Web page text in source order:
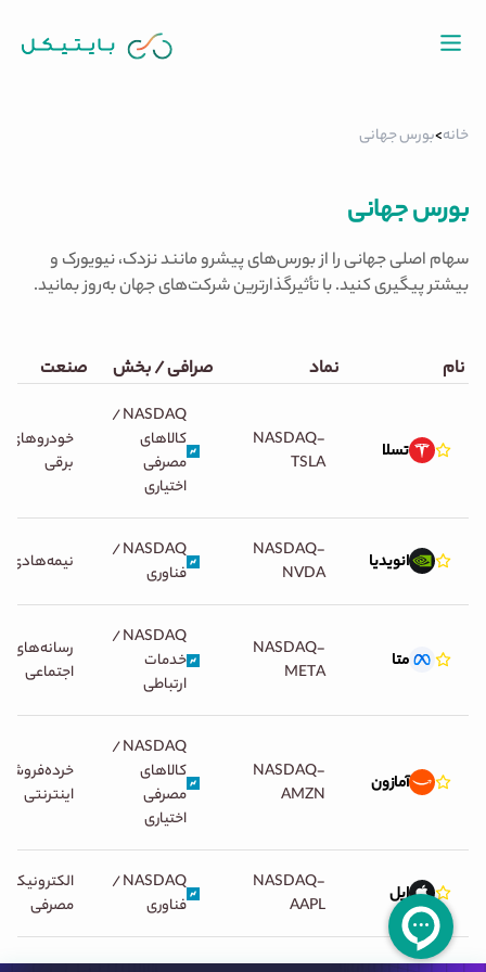
خانه>بورس جهانی
بورس جهانی
سهام اصلی جهانی را از بورس‌های پیشرو مانند نزدک، نیویورک و
بیشتر پیگیری کنید. با تأثیرگذارترین شرکت‌های جهان به‌روز بمانید.
نام نماد صرافی / بخش صنعت
تسلا
NASDAQ-
TSLA
NASDAQ
/
کالاهای
مصرفی
اختیاری
خودروهای
برقی
انویدیا
NASDAQ-
NVDA
NASDAQ
/
فناوری
متا
NASDAQ-
META
NASDAQ
/
خدمات
ارتباطی
رسانه‌های
اجتماعی
آمازون
NASDAQ-
AMZN
NASDAQ
/
کالاهای
مصرفی
اختیاری
خرده‌فروشی
اینترنتی
اپل
NASDAQ-
AAPL
NASDAQ
/
فناوری
الکترونیک
مصرفی